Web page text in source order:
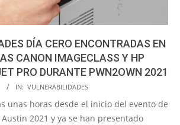
DÍA CERO ENCONTRADAS EN
CANON IMAGECLASS Y HP
PRO DURANTE PWN2OWN 2021
IN: VULNERABILIDADES
unas horas desde el inicio del evento de
2021 y ya se han presentado